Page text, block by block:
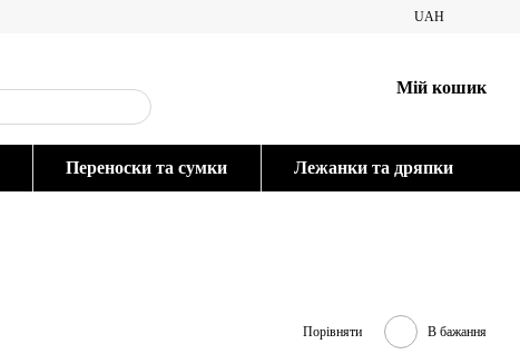
UAH
Мій кошик
Переноски та сумки Лежанки та дряпки
Порівняти В бажання